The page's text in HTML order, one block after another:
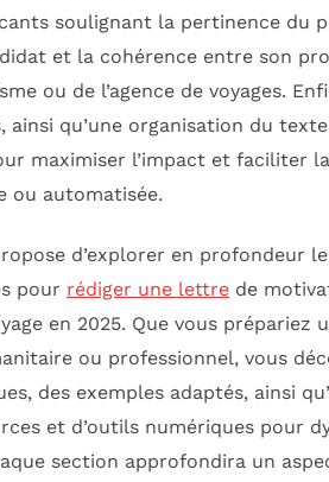
soulignant la pertinence du
et la cohérence entre son
ou de l’agence de voyages.
qu’une organisation du
maximiser l’impact et faciliter
ou automatisée.
d’explorer en profondeur
pour rédiger une lettre de
en 2025. Que vous prépariez
ou professionnel, vous
des exemples adaptés, ainsi
et d’outils numériques pour
section approfondira un